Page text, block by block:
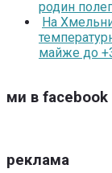
родин
На
майже до
ми в facebook
реклама